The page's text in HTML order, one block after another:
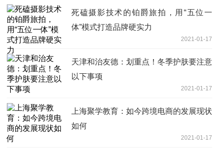
死磕摄影技术的铂爵旅拍，用“五位一
体”模式打造品牌硬实力
2021-01-17
天津和治友德：划重点！冬季护肤要注意
以下事项
2021-01-17
上海聚学教育：如今跨境电商的发展现状
如何
2021-01-17